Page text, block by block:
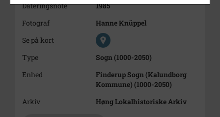
Dateringsnote
1985
Fotograf
Hanne Knüppel
Se på kort
Type
Sogn (1000-2050)
Enhed
Finderup Sogn (Kalundborg
Kommune) (1000-2050)
Arkiv
Høng Lokalhistoriske Arkiv